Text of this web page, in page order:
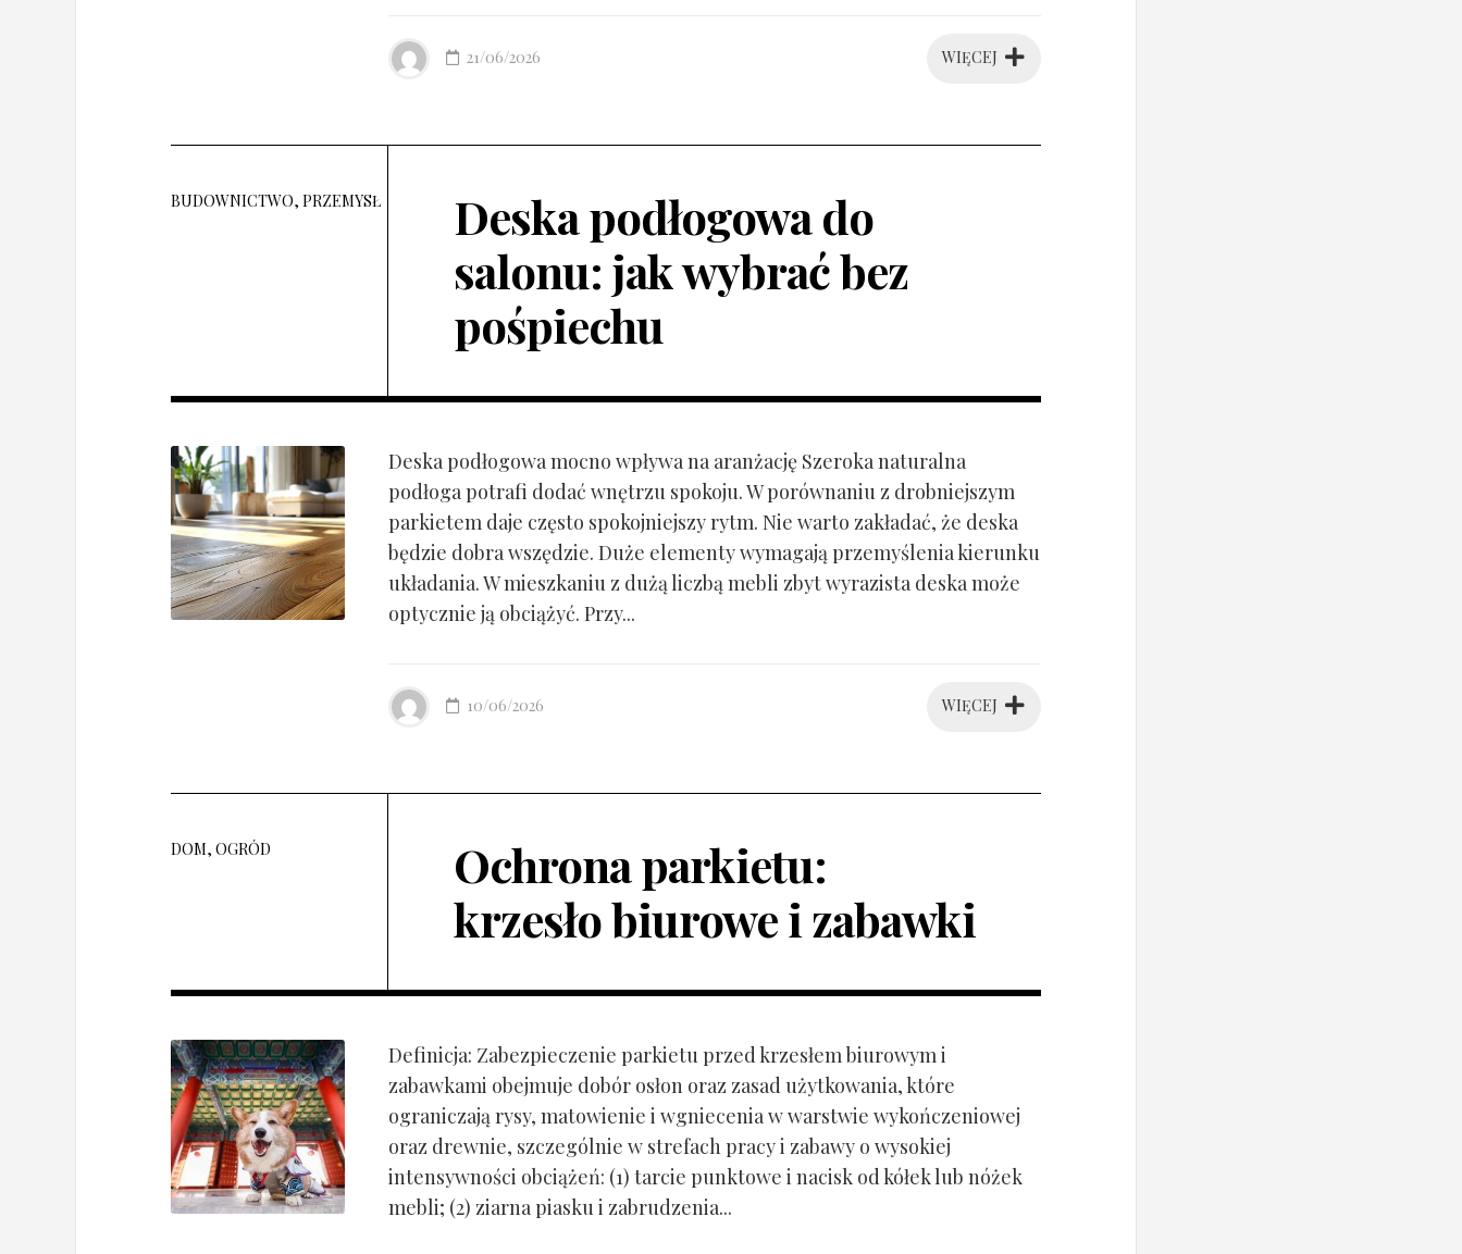
WIĘCEJ
21/06/2026
BUDOWNICTWO, PRZEMYSŁ
Deska podłogowa do
salonu: jak wybrać bez
pośpiechu
Deska podłogowa mocno wpływa na aranżację Szeroka naturalna
podłoga potrafi dodać wnętrzu spokoju. W porównaniu z drobniejszym
parkietem daje często spokojniejszy rytm. Nie warto zakładać, że deska
będzie dobra wszędzie. Duże elementy wymagają przemyślenia kierunku
układania. W mieszkaniu z dużą liczbą mebli zbyt wyrazista deska może
optycznie ją obciążyć. Przy...
WIĘCEJ
10/06/2026
DOM, OGRÓD
Ochrona parkietu:
krzesło biurowe i zabawki
Definicja: Zabezpieczenie parkietu przed krzesłem biurowym i
zabawkami obejmuje dobór osłon oraz zasad użytkowania, które
ograniczają rysy, matowienie i wgniecenia w warstwie wykończeniowej
oraz drewnie, szczególnie w strefach pracy i zabawy o wysokiej
intensywności obciążeń: (1) tarcie punktowe i nacisk od kółek lub nóżek
mebli; (2) ziarna piasku i zabrudzenia...